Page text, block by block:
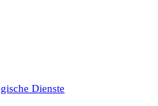
Dienste